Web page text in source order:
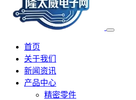
首页
关于我们
新闻资讯
产品中心
精密零件